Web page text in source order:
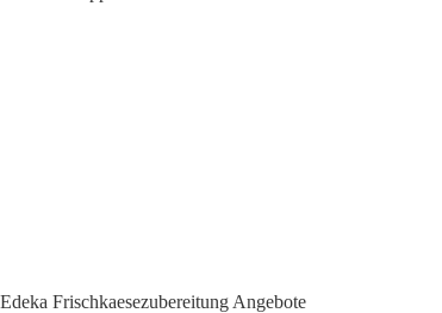
Edeka Frischkaesezubereitung Angebote